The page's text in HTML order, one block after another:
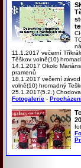
11.1.2017 večerní
Těškov volně(10)
14.1.2017 Okolo
pramenů
18.1.2017 večerní
volně(10) hromadný
25.1.2017(5.2.)
Fotogalerie -